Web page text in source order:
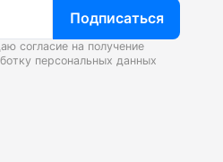
Подписаться
согласие на получение
персональных данных